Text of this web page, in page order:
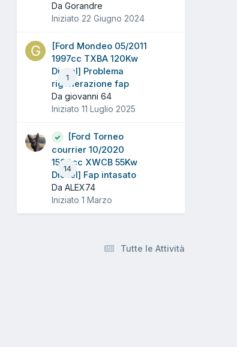
Da Gorandre
Iniziato 22 Giugno 2024
1
[Ford Mondeo 05/2011
1997cc TXBA 120Kw
Diesel] Problema
rigenerazione fap
Da giovanni 64
Iniziato 11 Luglio 2025
14
[Ford Torneo
courrier 10/2020
1500cc XWCB 55Kw
Diesel] Fap intasato
Da ALEX74
Iniziato 1 Marzo
Tutte le Attività